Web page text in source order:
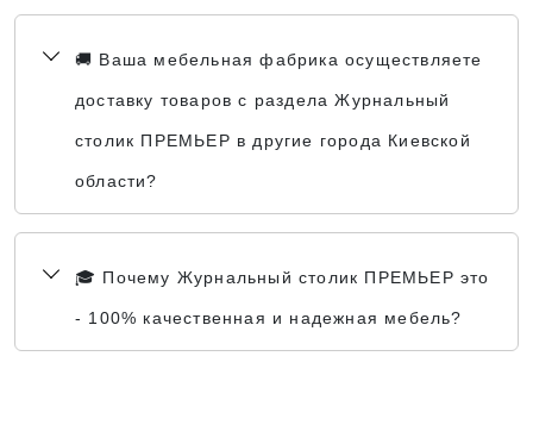
🚚 Ваша мебельная фабрика осуществляете
доставку товаров с раздела Журнальный
столик ПРЕМЬЕР в другие города Киевской
области?
🎓 Почему Журнальный столик ПРЕМЬЕР это
- 100% качественная и надежная мебель?